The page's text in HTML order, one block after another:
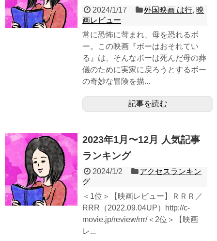
2024/1/17 外国映画 は行, 映
画レビュー
常に恐怖に苛まれ、母を恐れるボ
ー。この映画『ボーはおそれてい
る』は、そんなボーは死んだ母の葬
儀のために実家に戻ろうとするボー
の奇妙な冒険を描...
記事を読む
2023年1月〜12月 人気記事
ランキング
2024/1/2
アクセスランキン
グ
＜1位＞【映画レビュー】ＲＲＲ／
RRR（2022.09.04UP）http://c-
movie.jp/review/rrr/＜2位＞【映画
レ...